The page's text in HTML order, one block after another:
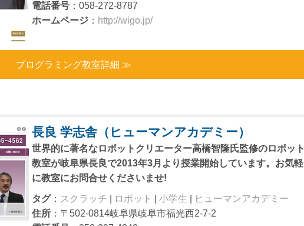
電話番号 ：058-272-8787
ホームページ ： http://wigo.jp/
プログラミング教室詳細 ≫
長良 学志舎（ヒューマンアカデミー）
世界的に著名なロボットクリエーター高橋智隆氏監修のロボット
教室が岐阜県長良で2013年3月より授業開始しています。お気軽
に教室にお問合せくださいませ!
タグ： スクラッチ ロボット 小学生
ヒューマンアカデミー
住所 ：〒502-0814岐阜県岐阜市福光西2-7-2